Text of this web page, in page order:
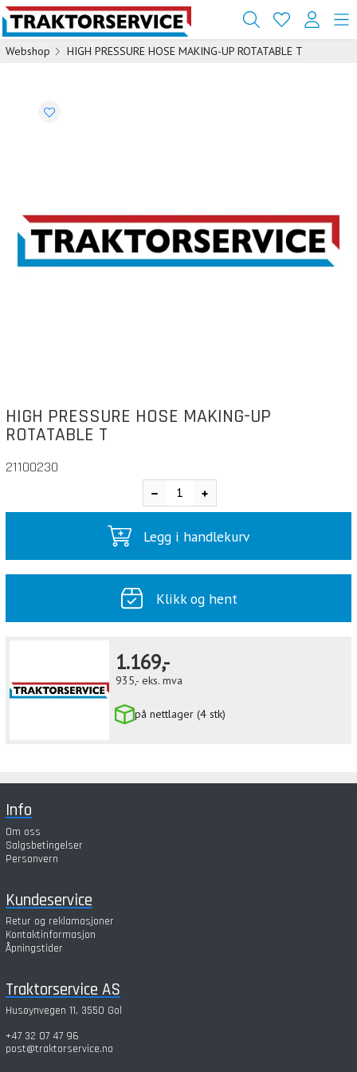
Webshop HIGH PRESSURE HOSE MAKING-UP ROTATABLE T
HIGH PRESSURE HOSE MAKING-UP
ROTATABLE T
21100230
Legg i handlekurv
Klikk og hent
1.169,-
935,- eks. mva
på nettlager (4 stk)
Info
Om oss
Salgsbetingelser
Personvern
Kundeservice
Retur og reklamasjoner
Kontaktinformasjon
Åpningstider
Traktorservice AS
Husøynvegen 11, 3550 Gol
+47 32 07 47 96
post@traktorservice.no